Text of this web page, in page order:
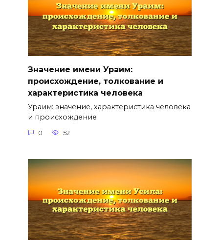
Значение имени Ураим:
происхождение, толкование и
характеристика человека
Ураим: значение, характеристика человека
и происхождение
0 52